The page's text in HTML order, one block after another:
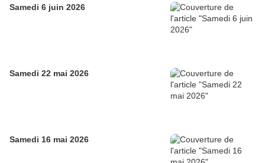
Samedi 6 juin 2026
Samedi 22 mai 2026
Samedi 16 mai 2026